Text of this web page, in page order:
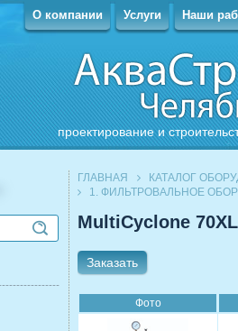
проектирование и
О компании Услуги Наши
ГЛАВНАЯ
КАТАЛОГ
1. ФИЛЬТРОВАЛЬНОЕ
MultiCyclone
Заказать
Фото